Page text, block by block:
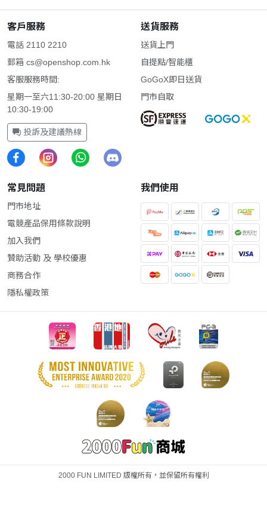
客戶服務
電話 2110 2210
郵箱 cs@openshop.com.hk
客服服務時間:
星期一至六11:30-20:00 星期日
10:30-19:00
投訴及建議熱線
送貨服務
送貨上門
自提點/智能櫃
GoGoX即日送貨
門市自取
常見問題
門市地址
電競產品保用條款說明
加入我們
贊助活動 及 學校優惠
商務合作
隱私權政策
我們使用
2000 FUN LIMITED 版權所有，並保留所有權利